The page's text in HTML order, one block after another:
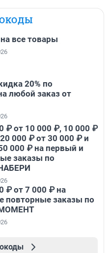
все товары
20% по
любой заказ от
₽ от 10 000 ₽, 10 000 ₽
000 ₽ от 30 000 ₽ и
000 ₽ на первый и
заказы по
₽ от 7 000 ₽ на
повторные заказы по